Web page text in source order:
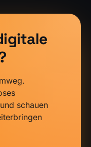
schauen